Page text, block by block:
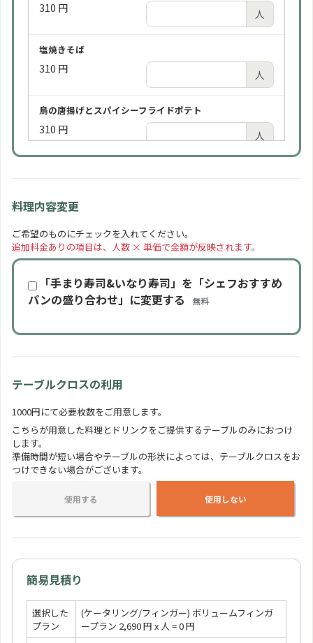
料理内容変更
ご希望のものにチェックを入れてください。
追加料金ありの項目は、人数 × 単価で金額が反映されます。
「手まり寿司&いなり寿司」を「シェフおすすめ
パンの盛り合わせ」に変更する
無料
ビール飲み放題 3時間（2時間よりお得）
ビールは通常「アサヒスーパードライ（缶）」をご提
にてご用意します。
2,190 円 人
ソフトドリンク 2時間
750 円 人
310 円 人
塩焼きそば
310 円 人
鳥の唐揚げとスパイシーフライドポテト
310 円 人
手まり寿司といなり寿司の盛り合わせ
350 円 人
季節の一口カットケーキ
おしゃれカップケーキ
350 円 人
テーブルクロスの利用
1000円にて必要枚数をご用意します。
こちらが用意した料理とドリンクをご提供するテーブルのみにおつけ
します。
準備時間が短い場合やテーブルの形状によっては、テーブルクロスをお
つけできない場合がございます。
使用する 使用しない
簡易見積り
選択した
プラン
(ケータリング/フィンガー) ボリュームフィンガ
ープラン 2,690 円 x 人 = 0 円